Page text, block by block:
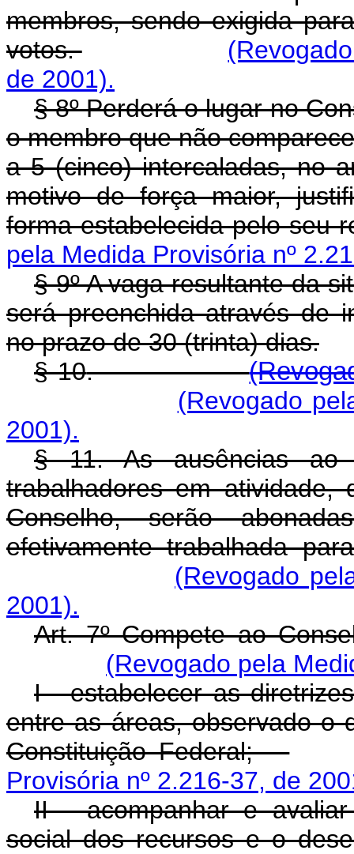
membros, sendo exigida
votos.
de 2001).
§ 8º Perderá o lugar no
o membro que não
a 5 (cinco) intercaladas, no
motivo de força maior,
forma estabelecida pelo seu
pela Medida Provisória nº
§ 9º A vaga resultante da
será preenchida através de
no prazo de 30 (trinta) dias.
§ 10.
(Revogado
2001).
§ 11. As ausências ao
trabalhadores em atividade,
Conselho, serão
efetivamente trabalhada
(Revogado
2001).
Art. 7º Compete ao
(Revogado pela
I - estabelecer as
entre as áreas, observado o
Constituição Federal;
Provisória nº 2.216-37, de
II - acompanhar e
social dos recursos e o